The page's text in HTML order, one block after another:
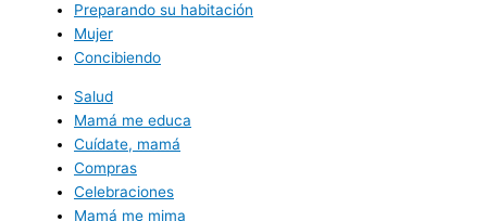
Preparando su habitación
Mujer
Concibiendo
Salud
Mamá me educa
Cuídate, mamá
Compras
Celebraciones
Mamá me mima